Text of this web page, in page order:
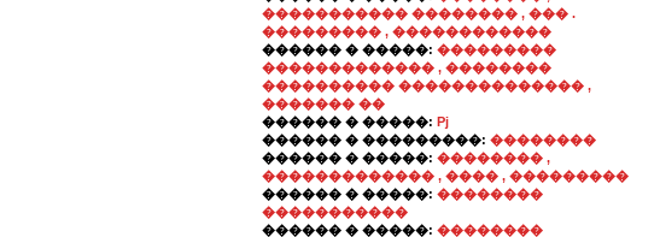
����������� �������� , ��� .
��������� , ������������
������ � �����: ���������
������������� , ��������
���������� �������������� ,
������� ��
������ � �����: Pj
������ � ���������: ��������
������ � �����: �������� ,
������������� , ���� , ���������
������ � �����: ��������
�����������
������ � �����: ��������